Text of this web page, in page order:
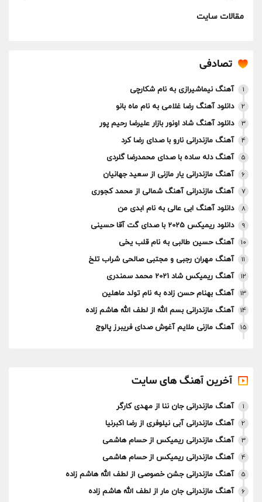
مقالات سایت
تصادفی
1 آهنگ نیماشیرازی به نام شکارچی
2 دانلود آهنگ رضا غلامی به نام ماه بانو
3 دانلود آهنگ شاد اونور بازار علیرضا رحیم پور
4 آهنگ مازندرانی نارو با صدای رضا کرد
5 آهنگ دله ساده با صدای محمدرضا گلردی
6 آهنگ مازندرانی یار مازنی از سعید جهانیان
7 آهنگ مازندرانی آهنگ شمالی از محمد کجوری
8 دانلود آهنگ ابی عالی به نام ابدی من
9 دانلود ریمیکس 2025 با صدای گت آقا حسینی
10 آهنگ حسین طالبی به نام قلب یخی
11 آهنگ مهران رجبی و مجتبی صالحی شراب تلخ
12 آهنگ ریمیکس شاد 2021 محمد سمندری
13 آهنگ بهنام حسن زاده به نام تولد ماهلین
14 آهنگ مازندرانی بسم الله از لطف الله هاشم زاده
15 آهنگ مازنی ملایم آغوش صدای فریبرز پالوج
آخرین آهنگ های سایت
1 آهنگ مازندرانی جان ننا از مهدی کارگر
2 آهنگ مازندرانی آبی نیلوفری از رضا اکبرنیا
3 آهنگ مازندرانی ریمیکس از حسام هاشمی
4 آهنگ مازندرانی ریمیکس از حسام هاشمی
5 آهنگ مازندرانی جشن خصوصی از لطف الله هاشم زاده
6 آهنگ مازندرانی جان مار از لطف الله هاشم زاده